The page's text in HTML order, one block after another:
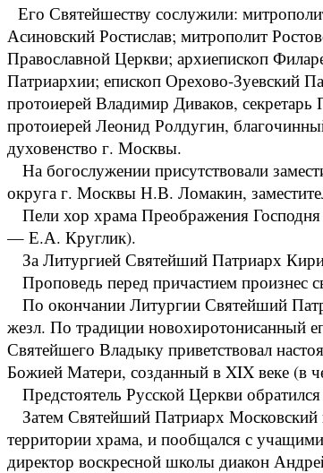
Его Святейшеству сослужили:
Асиновский Ростислав; митрополит
Православной Церкви; архиепископ
Патриархии; епископ Орехово-Зуевский
протоиерей Владимир Диваков,
протоиерей Леонид Ролдугин,
духовенство г. Москвы.
На богослужении присутствовали
округа г. Москвы Н.В. Ломакин,
Пели хор храма Преображения
— Е.А. Круглик).
За Литургией Святейший Патриарх
Проповедь перед причастием произнес
По окончании Литургии Святейший
жезл. По традиции новохиротонисанный
Святейшего Владыку приветствовал
Божией Матери, созданный в XIX веке (в
Предстоятель Русской Церкви
Затем Святейший Патриарх
территории храма, и пообщался с
директор воскресной школы диакон